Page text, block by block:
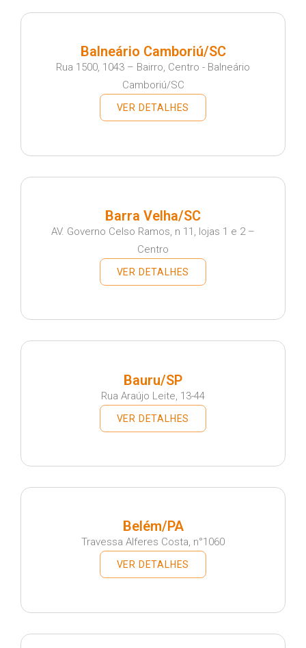
Balneário Camboriú/SC
Rua 1500, 1043 – Bairro, Centro - Balneário
Camboriú/SC
VER DETALHES
Barra Velha/SC
AV. Governo Celso Ramos, n 11, lojas 1 e 2 –
Centro
VER DETALHES
Bauru/SP
Rua Araújo Leite, 13-44
VER DETALHES
Belém/PA
Travessa Alferes Costa, n°1060
VER DETALHES